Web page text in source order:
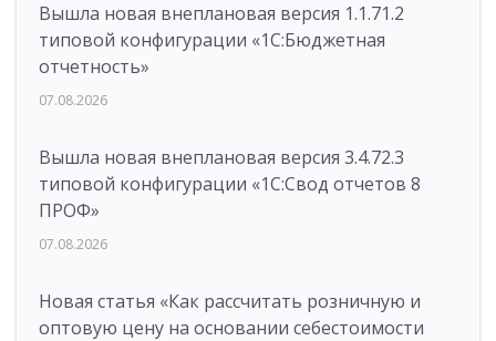
Вышла новая внеплановая версия 1.1.71.2
типовой конфигурации «1C:Бюджетная
отчетность»
07.08.2026
Вышла новая внеплановая версия 3.4.72.3
типовой конфигурации «1C:Свод отчетов 8
ПРОФ»
07.08.2026
Новая статья «Как рассчитать розничную и
оптовую цену на основании себестоимости